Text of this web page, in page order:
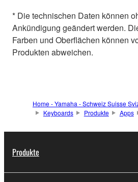
* Die technischen Daten können
Ankündigung geändert werden.
Farben und Oberflächen können
Produkten abweichen.
Home - Yamaha - Schweiz Suisse
Keyboards
Produkte Apps
Produkte